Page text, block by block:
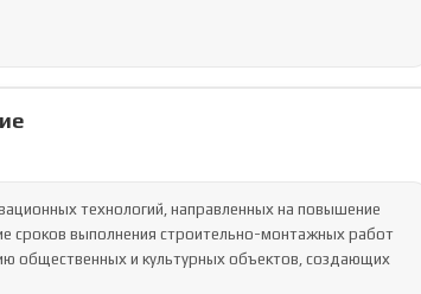
технологий, направленных на повышение
сроков выполнения строительно-монтажных работ
общественных и культурных объектов, создающих